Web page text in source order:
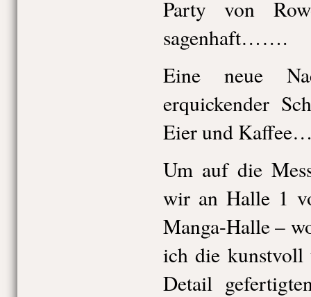
Party von
sagenhaft…….
Eine neue
erquickender
Eier und
Um auf die
wir an Halle 1
Manga-Halle –
ich die
Detail